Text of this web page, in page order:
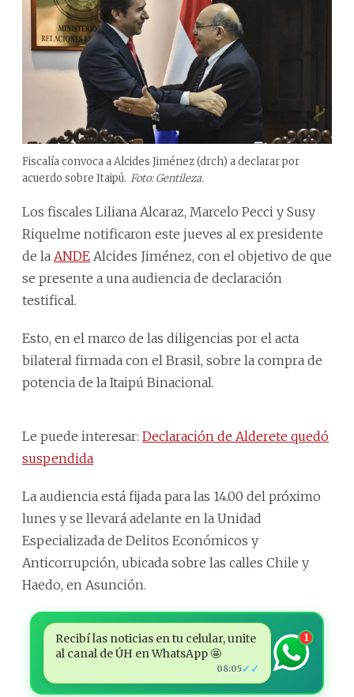
Fiscalía convoca a Alcides Jiménez (drch) a declarar por
acuerdo sobre Itaipú. Foto: Gentileza.
Los fiscales Liliana Alcaraz, Marcelo Pecci y Susy
Riquelme notificaron este jueves al ex presidente
de la ANDE Alcides Jiménez, con el objetivo de que
se presente a una audiencia de declaración
testifical.
Esto, en el marco de las diligencias por el acta
bilateral firmada con el Brasil, sobre la compra de
potencia de la Itaipú Binacional.
Le puede interesar: Declaración de Alderete quedó
suspendida
La audiencia está fijada para las 14.00 del próximo
lunes y se llevará adelante en la Unidad
Especializada de Delitos Económicos y
Anticorrupción, ubicada sobre las calles Chile y
Haedo, en Asunción.
Recibí las noticias en tu celular, unite
al canal de ÚH en WhatsApp 🤩
08:05✓✓
1